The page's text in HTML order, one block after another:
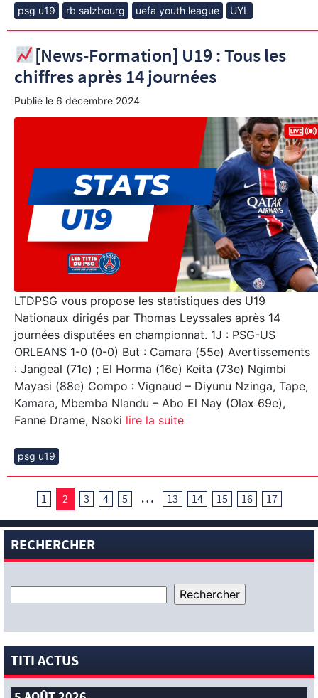
psg u19 rb salzbourg uefa youth league UYL
[News-Formation] U19 : Tous les
chiffres après 14 journées
Publié le 6 décembre 2024
LTDPSG vous propose les statistiques des U19
Nationaux dirigés par Thomas Leyssales après 14
journées disputées en championnat. 1J : PSG-US
ORLEANS 1-0 (0-0) But : Camara (55e) Avertissements
: Jangeal (71e) ; El Horma (16e) Keita (73e) Ngimbi
Mayasi (88e) Compo : Vignaud – Diyunu Nzinga, Tape,
Kamara, Mbemba Nlandu – Abo El Nay (Olax 69e),
Fanne Drame, Nsoki lire la suite
psg u19
1 2 3 4 5 … 13 14 15 16 17
RECHERCHER
TITI ACTUS